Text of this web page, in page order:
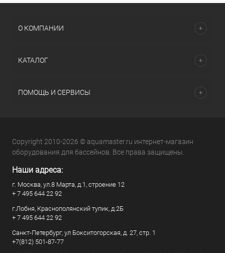
О КОМПАНИИ
КАТАЛОГ
ПОМОЩЬ И СЕРВИСЫ
Copyright 2010-2026 © aquamaster.ru интернет-магазин
оборудования для бассейнов. Все права защищены.
Наши адреса:
г. Москва, ул.8 Марта, д.1, строение 12
+ 7 495 644 22 92
г.Лобня, Краснополянский тупик, д.2Б
+ 7 495 644 22 92
Санкт-Петербург, ул Бокситогорская, д. 27, стр. 1
+7(812) 501-87-77